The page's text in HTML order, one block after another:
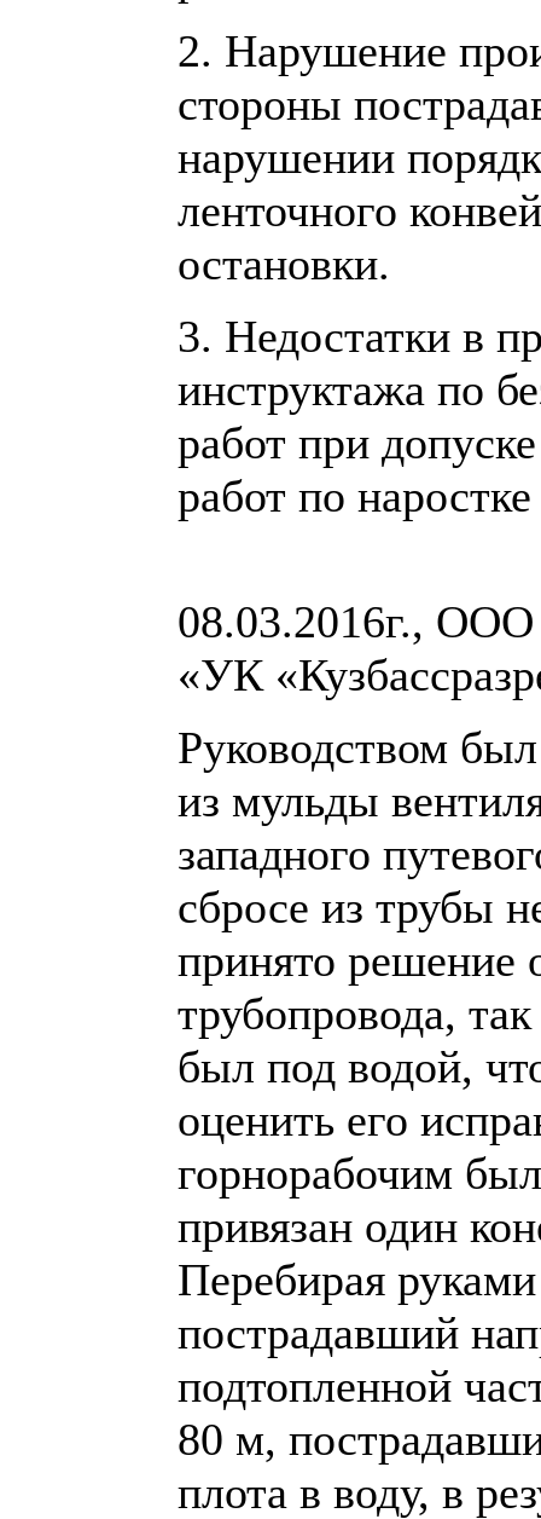
2. Нарушение
стороны
нарушении
ленточного
остановки.
3. Недостатки в
инструктажа по
работ при
работ по
08.03.2016г.,
«УК
Руководством
из мульды
западного
сбросе из трубы
принято решение
трубопровода,
был под водой,
оценить его
горнорабочим
привязан один
Перебирая
пострадавший
подтопленной
80 м,
плота в воду, в